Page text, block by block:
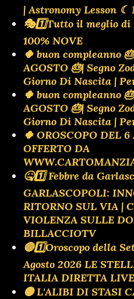
| Astronomy Lesson
🎭1️⃣Tutto il meglio
100% NOVE
🍀 buon compleanno
AGOSTO 🎂| Segno
Giorno Di Nascita |
🍀 buon compleanno
AGOSTO 🎂| Segno
Giorno Di Nascita |
🍀 OROSCOPO DEL
OFFERTO DA
🤒1️⃣ Febbre da
GARLASCOPOLI:
RITORNO SUL VIA |
VIOLENZA SULLE
BILLACCIOTV
🔴1️⃣Oroscopo della
Agosto 2026 LE
ITALIA DIRETTA LIVE
🟡 L'ALIBI DI STASI